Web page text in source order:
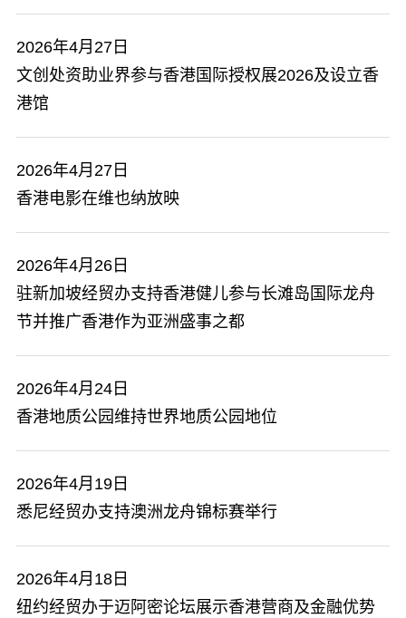
2026年4月27日
文创处资助业界参与香港国际授权展2026及设立香
港馆
2026年4月27日
香港电影在维也纳放映
2026年4月26日
驻新加坡经贸办支持香港健儿参与长滩岛国际龙舟
节并推广香港作为亚洲盛事之都
2026年4月24日
香港地质公园维持世界地质公园地位
2026年4月19日
​悉尼经贸办支持澳洲龙舟锦标赛举行
2026年4月18日
​纽约经贸办于迈阿密论坛展示香港营商及金融优势